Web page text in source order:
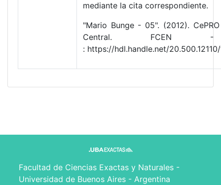
mediante la cita correspondiente.
"Mario Bunge - 05". (2012).
Central. FCEN
: https://hdl.handle.net/
Facultad de Ciencias Exactas y Naturales -
Universidad de Buenos Aires - Argentina